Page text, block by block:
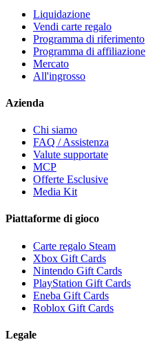
Liquidazione
Vendi carte regalo
Programma di riferimento
Programma di affiliazione
Mercato
All'ingrosso
Azienda
Chi siamo
FAQ / Assistenza
Valute supportate
MCP
Offerte Esclusive
Media Kit
Piattaforme di gioco
Carte regalo Steam
Xbox Gift Cards
Nintendo Gift Cards
PlayStation Gift Cards
Eneba Gift Cards
Roblox Gift Cards
Legale